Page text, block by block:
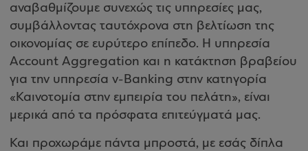
αναβαθμίζουμε συνεχώς τις υπηρεσίες μας,
συμβάλλοντας ταυτόχρονα στη βελτίωση της
οικονομίας σε ευρύτερο επίπεδο. Η υπηρεσία
Account Aggregation και η κατάκτηση βραβείου
για την υπηρεσία v-Banking στην κατηγορία
«Καινοτομία στην εμπειρία του πελάτη», είναι
μερικά από τα πρόσφατα επιτεύγματά μας.
Και προχωράμε πάντα μπροστά, με εσάς δίπλα